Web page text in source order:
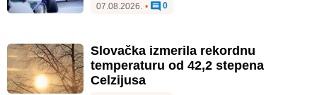
07.08.2026. • 0
Slovačka izmerila rekordnu
temperaturu od 42,2 stepena
Celzijusa